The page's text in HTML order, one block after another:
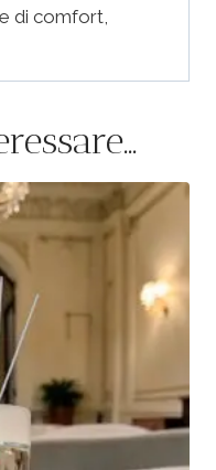
di comfort,